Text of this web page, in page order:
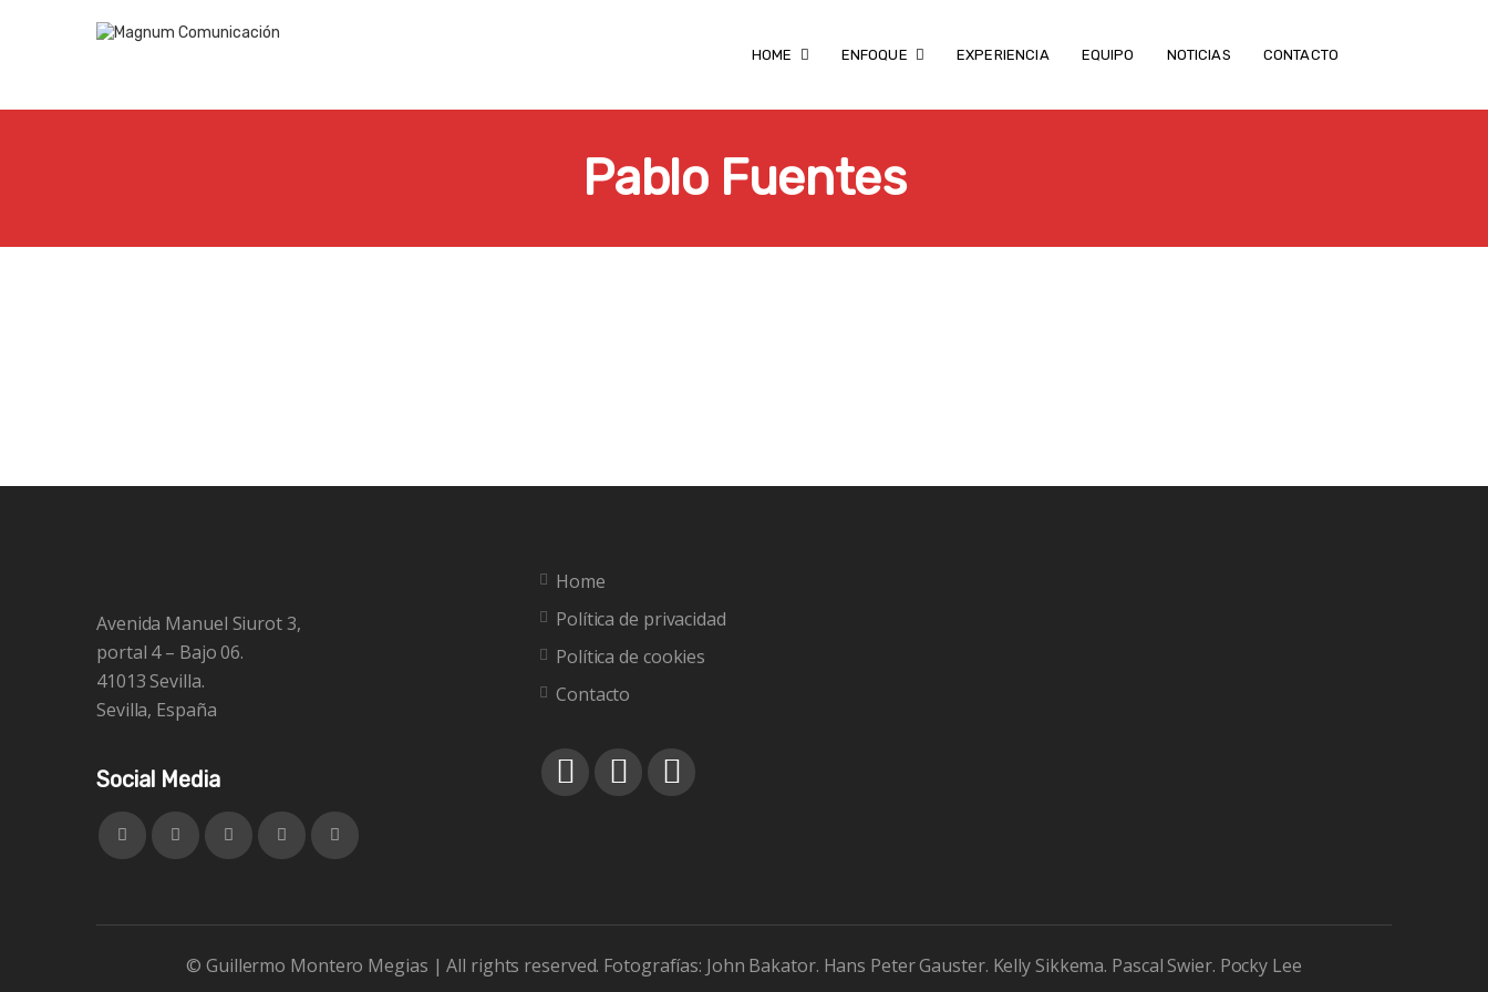
HOME ENFOQUE EXPERIENCIA EQUIPO NOTICIAS CONTACTO
Pablo Fuentes
Avenida Manuel Siurot 3,
portal 4 – Bajo 06.
41013 Sevilla.
Sevilla, España
Social Media
Home
Política de privacidad
Política de cookies
Contacto
© Guillermo Montero Megias | All rights reserved. Fotografías: John Bakator. Hans Peter Gauster. Kelly Sikkema. Pascal Swier. Pocky Lee